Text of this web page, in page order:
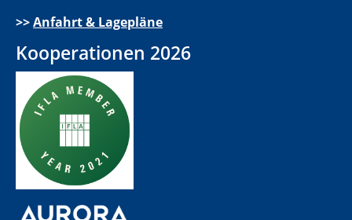
>>Anfahrt & Lagepläne
Kooperationen 2026